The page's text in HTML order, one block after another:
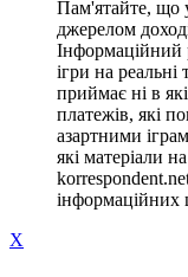
Пам'ятайте, що
джерелом
Інформаційний
ігри на реальні
приймає ні в
платежів, які
азартними
які матеріали
інформаційних
X